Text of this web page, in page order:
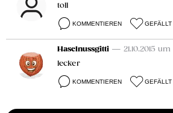
toll
KOMMENTIEREN GEFÄLLT
Haselnussgitti — 21.10.2015
lecker
KOMMENTIEREN GEFÄLLT